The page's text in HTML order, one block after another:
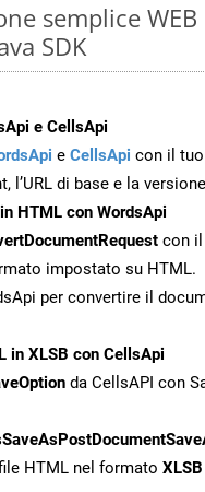
semplice WEB
SDK
e CellsApi
e CellsApi con il tuo
l’URL di base e la
HTML con WordsApi
con
impostato su HTML.
per convertire il
in XLSB con CellsApi
da CellsAPI con
HTML nel formato XLSB